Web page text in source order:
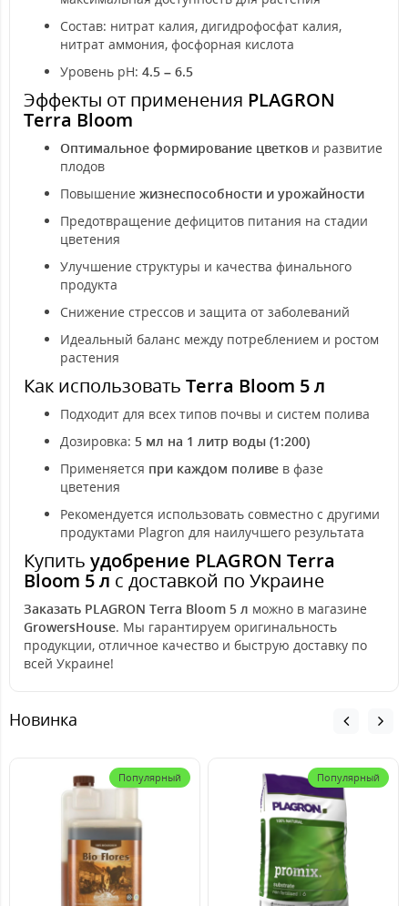
Состав: нитрат калия, дигидрофосфат калия,
нитрат аммония, фосфорная кислота
Уровень pH: 4.5 – 6.5
Эффекты от применения PLAGRON
Terra Bloom
Оптимальное формирование цветков и развитие
плодов
Повышение жизнеспособности и урожайности
Предотвращение дефицитов питания на стадии
цветения
Улучшение структуры и качества финального
продукта
Снижение стрессов и защита от заболеваний
Идеальный баланс между потреблением и ростом
растения
Как использовать Terra Bloom 5 л
Подходит для всех типов почвы и систем полива
Дозировка: 5 мл на 1 литр воды (1:200)
Применяется при каждом поливе в фазе
цветения
Рекомендуется использовать совместно с другими
продуктами Plagron для наилучшего результата
Купить удобрение PLAGRON Terra
Bloom 5 л с доставкой по Украине
Заказать PLAGRON Terra Bloom 5 л можно в магазине
GrowersHouse. Мы гарантируем оригинальность
продукции, отличное качество и быструю доставку по
всей Украине!
Новинка
Популярный Популярный